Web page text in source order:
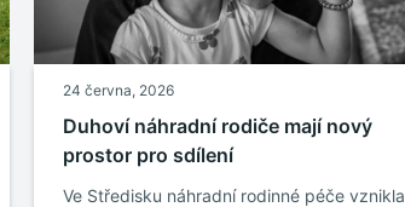
24 června, 2026
Duhoví náhradní rodiče mají nový
prostor pro sdílení
Ve Středisku náhradní rodinné péče vznikla